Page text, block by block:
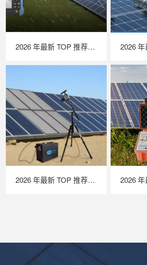
2026 年最新 TOP 推荐｜绝缘接地综合测试仪实力排行，LAILX LXH601 深度测评
2026 年最新 TOP 推荐｜便携式 EL 检测仪实力排行，LAILX LXG50 深度测评